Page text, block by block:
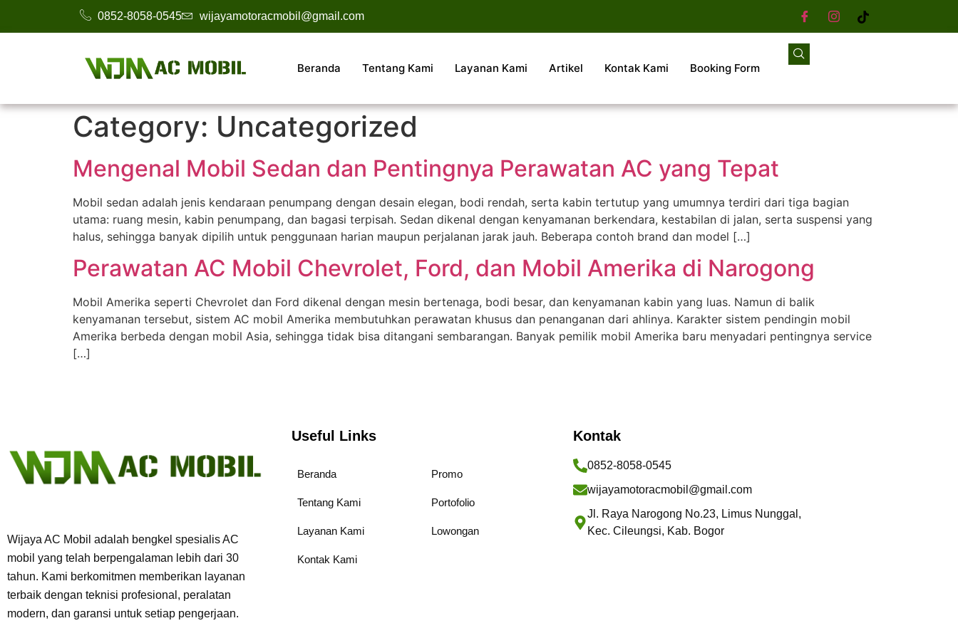
0852-8058-0545 wijayamotoracmobil@gmail.com
Beranda Tentang Kami Layanan Kami Artikel Kontak Kami Booking Form
Category: Uncategorized
Mengenal Mobil Sedan dan Pentingnya Perawatan AC yang Tepat
Mobil sedan adalah jenis kendaraan penumpang dengan desain elegan, bodi rendah, serta kabin tertutup yang umumnya terdiri dari tiga bagian
utama: ruang mesin, kabin penumpang, dan bagasi terpisah. Sedan dikenal dengan kenyamanan berkendara, kestabilan di jalan, serta suspensi yang
halus, sehingga banyak dipilih untuk penggunaan harian maupun perjalanan jarak jauh. Beberapa contoh brand dan model […]
Perawatan AC Mobil Chevrolet, Ford, dan Mobil Amerika di Narogong
Mobil Amerika seperti Chevrolet dan Ford dikenal dengan mesin bertenaga, bodi besar, dan kenyamanan kabin yang luas. Namun di balik
kenyamanan tersebut, sistem AC mobil Amerika membutuhkan perawatan khusus dan penanganan dari ahlinya. Karakter sistem pendingin mobil
Amerika berbeda dengan mobil Asia, sehingga tidak bisa ditangani sembarangan. Banyak pemilik mobil Amerika baru menyadari pentingnya service
[…]
Wijaya AC Mobil adalah bengkel spesialis AC
mobil yang telah berpengalaman lebih dari 30
tahun. Kami berkomitmen memberikan layanan
terbaik dengan teknisi profesional, peralatan
modern, dan garansi untuk setiap pengerjaan.
Useful Links
Beranda
Tentang Kami
Layanan Kami
Kontak Kami
Promo
Portofolio
Lowongan
Kontak
0852-8058-0545
wijayamotoracmobil@gmail.com
Jl. Raya Narogong No.23, Limus Nunggal,
Kec. Cileungsi, Kab. Bogor